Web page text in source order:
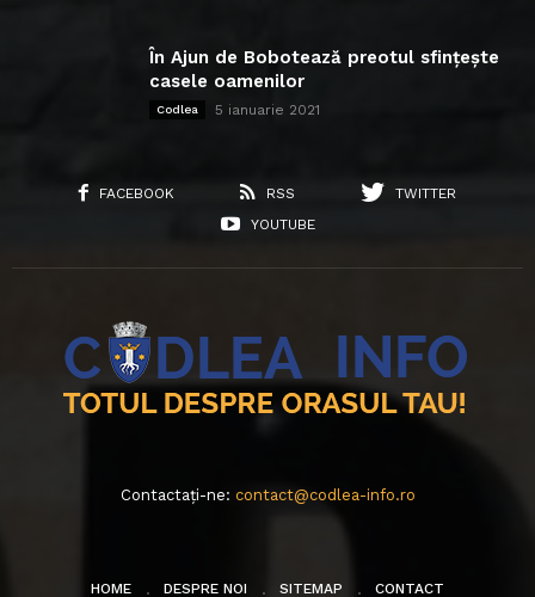
În Ajun de Bobotează preotul sfințește
casele oamenilor
Codlea 5 ianuarie 2021
FACEBOOK RSS
TWITTER
YOUTUBE
Contactați-ne: contact@codlea-info.ro
HOME DESPRE NOI SITEMAP CONTACT